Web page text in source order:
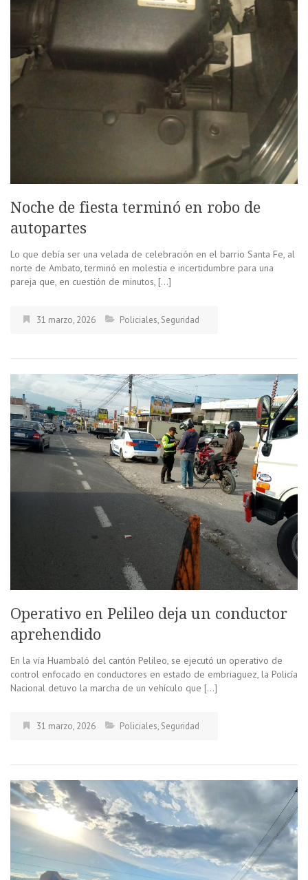
Noche de fiesta terminó en robo de
autopartes
Lo que debía ser una velada de celebración en el barrio Santa Fe, al
norte de Ambato, terminó en molestia e incertidumbre para una
pareja que, en cuestión de minutos, […]
31 marzo, 2026 Policiales, Seguridad
Operativo en Pelileo deja un conductor
aprehendido
En la vía Huambaló del cantón Pelileo, se ejecutó un operativo de
control enfocado en conductores en estado de embriaguez, la Policía
Nacional detuvo la marcha de un vehículo que […]
31 marzo, 2026 Policiales, Seguridad